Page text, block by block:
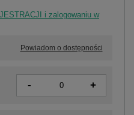
i zalogowaniu w
Powiadom o dostępności
- +